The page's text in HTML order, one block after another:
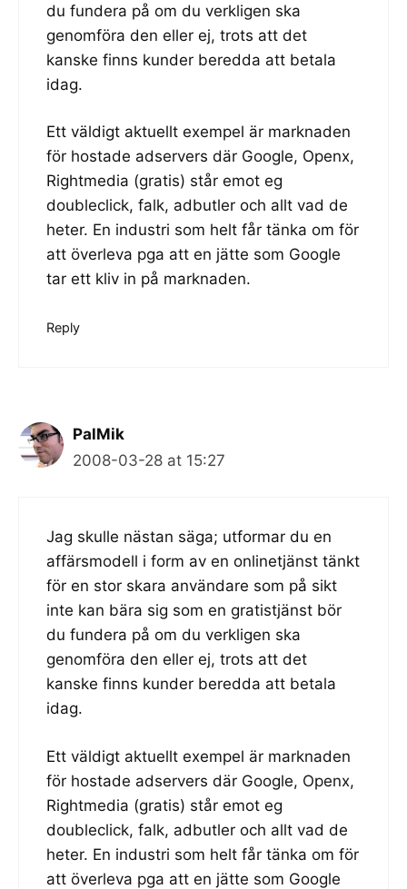
du fundera på om du verkligen ska
genomföra den eller ej, trots att det
kanske finns kunder beredda att betala
idag.
Ett väldigt aktuellt exempel är marknaden
för hostade adservers där Google, Openx,
Rightmedia (gratis) står emot eg
doubleclick, falk, adbutler och allt vad de
heter. En industri som helt får tänka om för
att överleva pga att en jätte som Google
tar ett kliv in på marknaden.
Reply
PalMik
2008-03-28 at 15:27
Jag skulle nästan säga; utformar du en
affärsmodell i form av en onlinetjänst tänkt
för en stor skara användare som på sikt
inte kan bära sig som en gratistjänst bör
du fundera på om du verkligen ska
genomföra den eller ej, trots att det
kanske finns kunder beredda att betala
idag.
Ett väldigt aktuellt exempel är marknaden
för hostade adservers där Google, Openx,
Rightmedia (gratis) står emot eg
doubleclick, falk, adbutler och allt vad de
heter. En industri som helt får tänka om för
att överleva pga att en jätte som Google